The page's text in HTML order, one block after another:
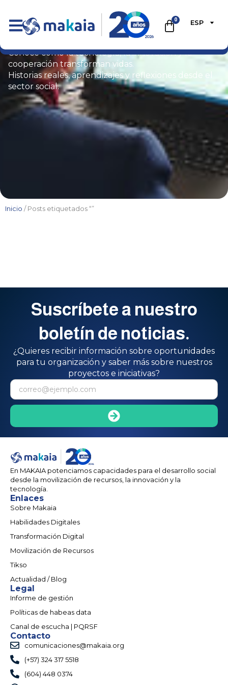
0 ESP
Blog
Conoce cómo la tecnología, la innovación y la
cooperación transforman vidas.
Historias reales, aprendizajes y reflexiones desde el
sector social.
Inicio / Posts etiquetados “”
Suscríbete a nuestro
boletín de noticias.
¿Quieres recibir información sobre oportunidades
para tu organización y saber más sobre nuestros
proyectos e iniciativas?
En MAKAIA potenciamos capacidades para el desarrollo social
desde la movilización de recursos, la innovación y la
tecnología.
Enlaces
Sobre Makaia
Habilidades Digitales
Transformación Digital
Movilización de Recursos
Tikso
Actualidad / Blog
Legal
Informe de gestión
Políticas de habeas data
Canal de escucha | PQRSF
Contacto
comunicaciones@makaia.org
(+57) 324 317 5518
(604) 448 0374